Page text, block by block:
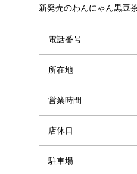
新発売のわんにゃん黒豆
電話番号
所在地
営業時間
店休日
駐車場